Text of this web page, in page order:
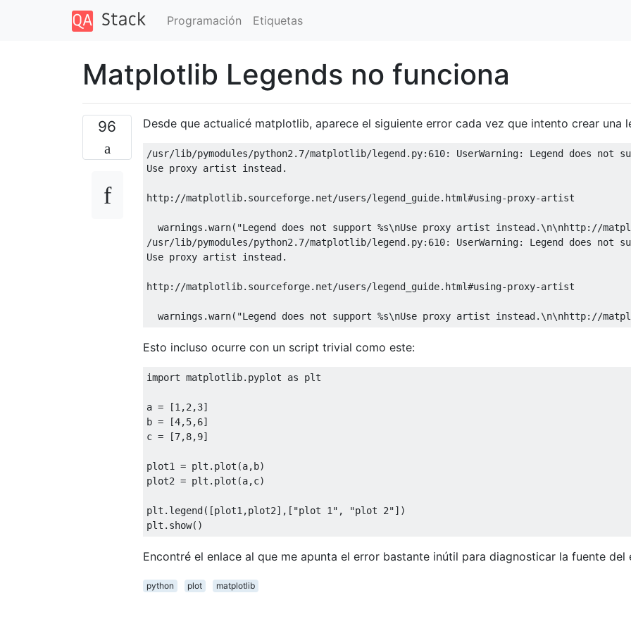
Programación Etiquetas
Matplotlib Legends no funciona
96 Desde que actualicé matplotlib, aparece el siguiente error cada vez que intento crear una
/usr/lib/pymodules/python2 . 7/matplotlib/legend. py: 610: UserWarning: Legend does not
Use proxy artist instead.
http://matplotlib. sourceforge. net/users/legend_guide. html#using-proxy-artist
  warnings
.warn( "Legend does not support %s\nUse proxy artist instead.\n\nhttp://
/usr/lib/pymodules/python2 . 7/matplotlib/legend. py: 610: UserWarning: Legend does not
Use proxy artist instead.
http://matplotlib. sourceforge. net/users/legend_guide. html#using-proxy-artist
  warnings
.warn( "Legend does not support %s\nUse proxy artist instead.\n\nhttp://
Esto incluso ocurre con un script trivial como este:
import matplotlib. pyplot as plt
a = [1 ,2 ,3]
b = [4,5,6]
c = [7,8,9]
plot1 = plt . plot (a,b)
plot2 = plt . plot (a,c)
plt . legend([plot1 ,plot2],[ "plot 1" , "plot 2"])
plt . show()
Encontré el enlace al que me apunta el error bastante inútil para diagnosticar la fuente del
python plot matplotlib